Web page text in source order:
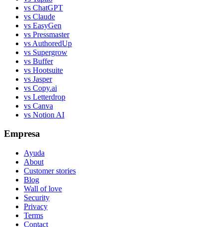
vs ChatGPT
vs Claude
vs EasyGen
vs Pressmaster
vs AuthoredUp
vs Supergrow
vs Buffer
vs Hootsuite
vs Jasper
vs Copy.ai
vs Letterdrop
vs Canva
vs Notion AI
Empresa
Ayuda
About
Customer stories
Blog
Wall of love
Security
Privacy
Terms
Contact